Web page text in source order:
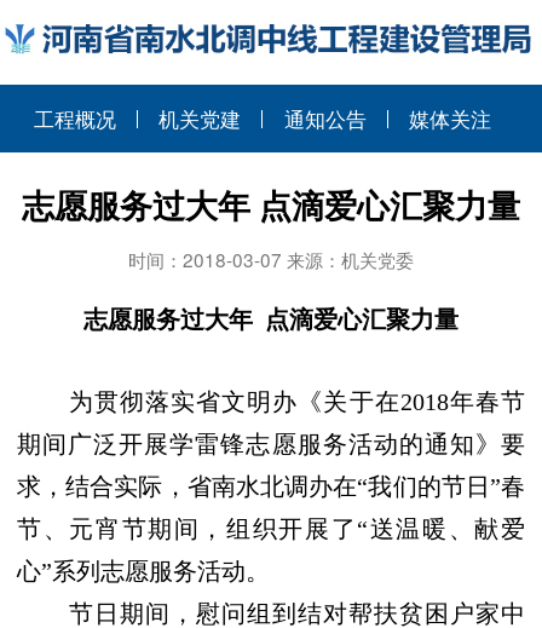
工程概况 机关党建 通知公告 媒体关注
志愿服务过大年 点滴爱心汇聚力量
时间：2018-03-07 来源：机关党委
志愿服务过大年 点滴爱心汇聚力量
为贯彻落实省文明办《关于在2018年春节
期间广泛开展学雷锋志愿服务活动的通知》要
求，结合实际，省南水北调办在“我们的节日”春
节、元宵节期间，组织开展了“送温暖、献爱
心”系列志愿服务活动。
节日期间，慰问组到结对帮扶贫困户家中